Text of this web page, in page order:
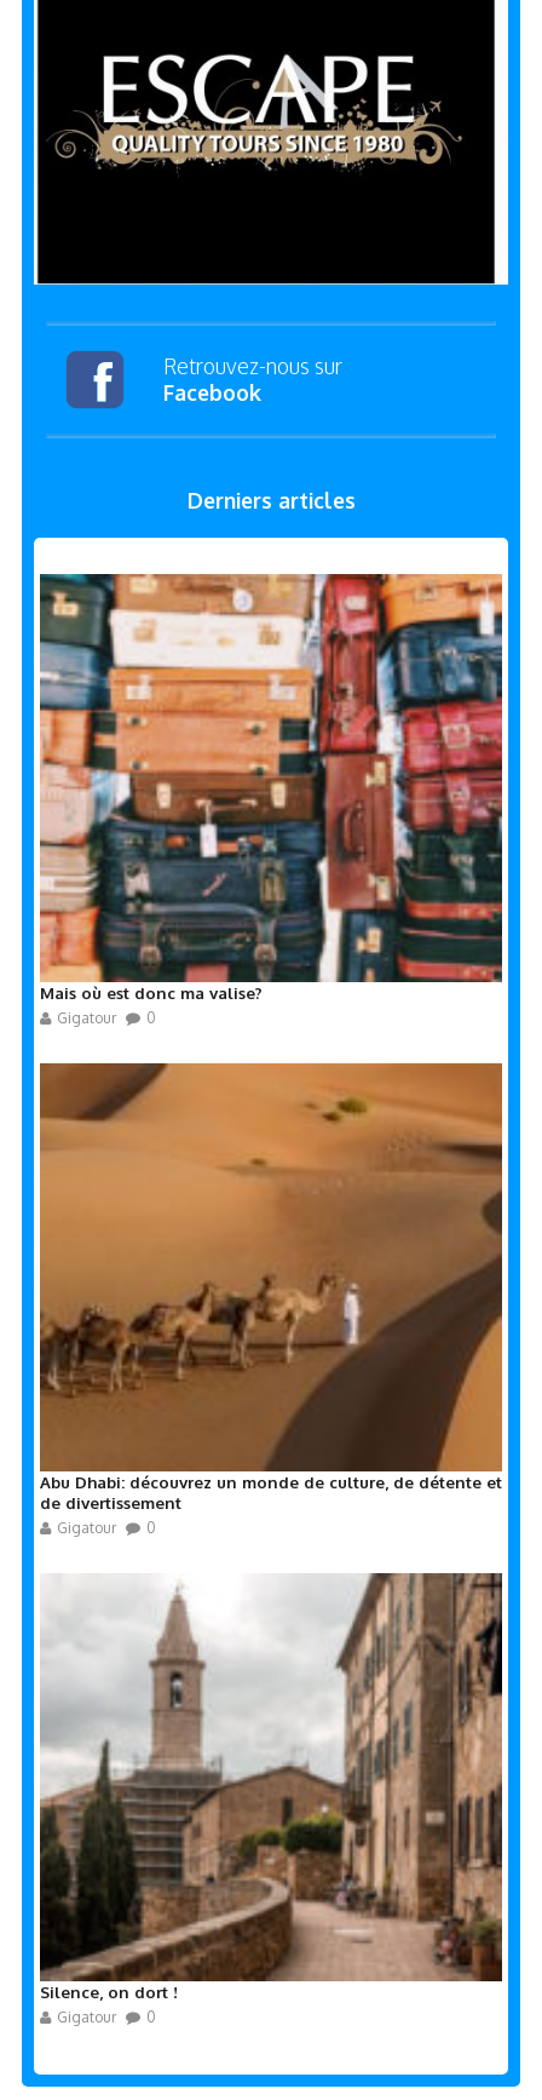
Retrouvez-nous sur
Facebook
Derniers articles
Mais où est donc ma valise?
Gigatour 0
Abu Dhabi: découvrez un monde de culture, de détente et
de divertissement
Gigatour 0
Silence, on dort !
Gigatour 0